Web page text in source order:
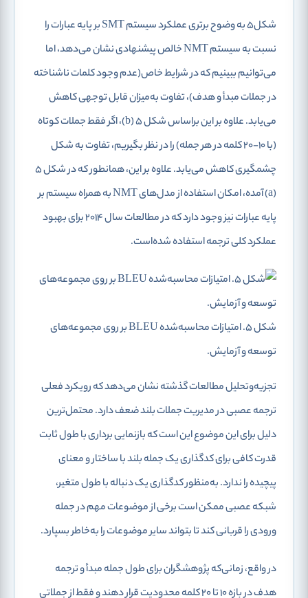
شکل5 به وضوح برتری عملکرد سیستم SMT بر پایه عبارات را
نسبت به سیستم NMT خالص پیشنهادی نشان می‌دهد، اما
می‌توانیم ببینیم که در شرایط خاص(عدم وجود کلمات ناشناخته
در جملات مبدأ و هدف)، تفاوت به‌‌میزان قابل توجهی کاهش
می‌یابد. علاوه بر این براساس شکل 5 (b)، اگر فقط جملات کوتاه
(با ۱۰-۲۰ کلمه در هر جمله) را در نظر بگیریم، تفاوت به شکل
چشمگیری کاهش می‌یابد. علاوه بر این، همانطور که در شکل 5
(a) آمده، امکان استفاده از مدل‌های NMT به همراه سیستم بر
پایه عبارات نیز وجود دارد که در مطالعات سال 2014 برای بهبود
عملکرد کلی ترجمه استفاده شده‌است.
شکل 5. امتیازات محاسبه‌شده BLEU بر روی مجموعه‌های
توسعه و آزمایش.
تجزیه‌وتحلیل مطالعات گذشته نشان می‌دهد که رویکرد فعلی
ترجمه عصبی در مدیریت جملات بلند ضعف دارد. محتمل‌ترین
دلیل برای این موضوع این است که بازنمایی برداری با طول ثابت
قدرت کافی برای کدگذاری یک جمله بلند با ساختار و معنای
پیچیده را ندارد. به‌منظور کدگذاری یک دنباله با طول متغیر،
شبکه عصبی ممکن است برخی از موضوعات مهم در جمله
ورودی را قربانی کند تا بتواند سایر موضوعات را به‌خاطر بسپارد.
در واقع، زمانی‌که پژوهشگران برای طول جمله مبدأ و ترجمه
هدف در بازه ۱۰ تا ۲۰ کلمه محدودیت قرار دهند و فقط از جملاتی